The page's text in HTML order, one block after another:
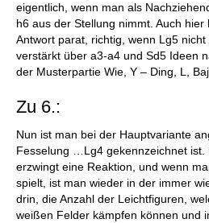
eigentlich, wenn man als
h6 aus der Stellung nimmt. Auch
Antwort parat, richtig, wenn Lg5
verstärkt über a3-a4 und Sd5 Ideen
der Musterpartie Wie, Y – Ding, L,
Zu 6.:
Nun ist man bei der Hauptvariante
Fesselung …Lg4 gekennzeichnet
erzwingt eine Reaktion, und wenn
spielt, ist man wieder in der immer
drin, die Anzahl der Leichtfiguren,
weißen Felder kämpfen können und